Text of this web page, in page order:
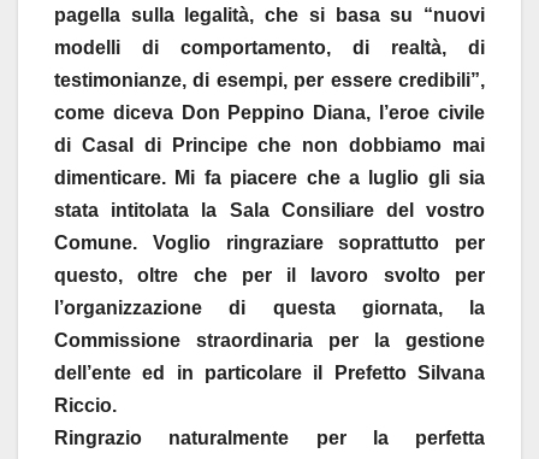
pagella sulla legalità, che si basa su “nuovi
modelli di comportamento, di realtà, di
testimonianze, di esempi, per essere credibili”,
come diceva Don Peppino Diana, l’eroe civile
di Casal di Principe che non dobbiamo mai
dimenticare. Mi fa piacere che a luglio gli sia
stata intitolata la Sala Consiliare del vostro
Comune. Voglio ringraziare soprattutto per
questo, oltre che per il lavoro svolto per
l’organizzazione di questa giornata, la
Commissione straordinaria per la gestione
dell’ente ed in particolare il Prefetto Silvana
Riccio.
Ringrazio naturalmente per la perfetta